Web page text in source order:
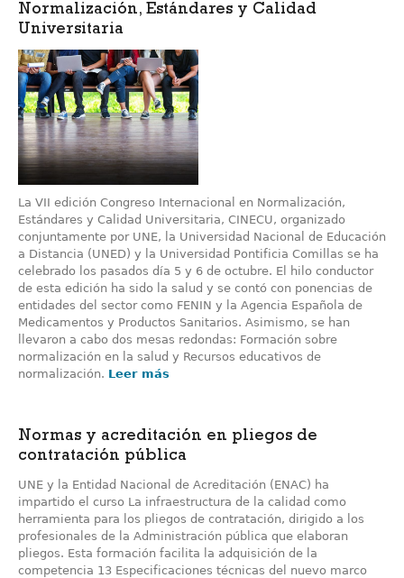
Normalización, Estándares y Calidad
Universitaria
La VII edición Congreso Internacional en Normalización,
Estándares y Calidad Universitaria, CINECU, organizado
conjuntamente por UNE, la Universidad Nacional de Educación
a Distancia (UNED) y la Universidad Pontificia Comillas se ha
celebrado los pasados día 5 y 6 de octubre. El hilo conductor
de esta edición ha sido la salud y se contó con ponencias de
entidades del sector como FENIN y la Agencia Española de
Medicamentos y Productos Sanitarios. Asimismo, se han
llevaron a cabo dos mesas redondas: Formación sobre
normalización en la salud y Recursos educativos de
normalización. Leer más
Normas y acreditación en pliegos de
contratación pública
UNE y la Entidad Nacional de Acreditación (ENAC) ha
impartido el curso La infraestructura de la calidad como
herramienta para los pliegos de contratación, dirigido a los
profesionales de la Administración pública que elaboran
pliegos. Esta formación facilita la adquisición de la
competencia 13 Especificaciones técnicas del nuevo marco